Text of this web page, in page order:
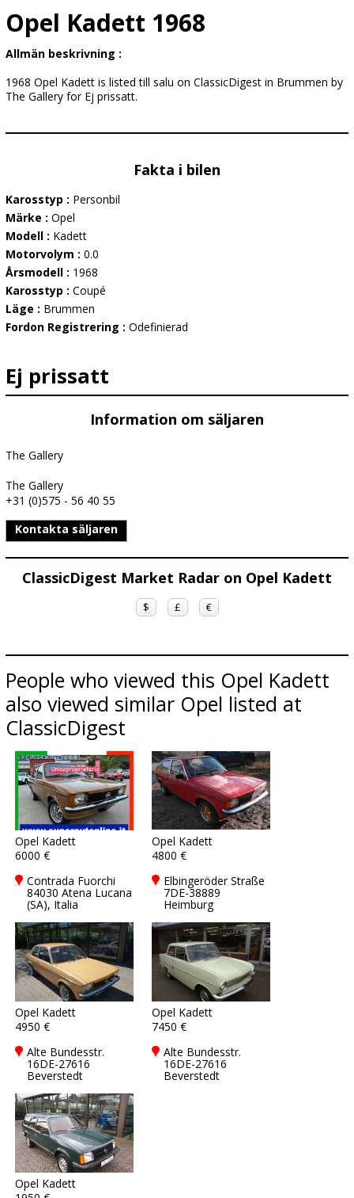
Opel Kadett 1968
Allmän beskrivning :
1968 Opel Kadett is listed till salu on ClassicDigest in Brummen by
The Gallery for Ej prissatt.
Fakta i bilen
Karosstyp : Personbil
Märke : Opel
Modell : Kadett
Motorvolym : 0.0
Årsmodell : 1968
Karosstyp : Coupé
Läge : Brummen
Fordon Registrering : Odefinierad
Ej prissatt
Information om säljaren
The Gallery
The Gallery
+31 (0)575 - 56 40 55
Kontakta säljaren
ClassicDigest Market Radar on Opel Kadett
$ £ €
People who viewed this Opel Kadett
also viewed similar Opel listed at
ClassicDigest
Opel Kadett
6000 €
Contrada Fuorchi
84030 Atena Lucana
(SA), Italia
Opel Kadett
4800 €
Elbingeröder Straße
7DE-38889
Heimburg
Opel Kadett
4950 €
Alte Bundesstr.
16DE-27616
Beverstedt
Opel Kadett
7450 €
Alte Bundesstr.
16DE-27616
Beverstedt
Opel Kadett